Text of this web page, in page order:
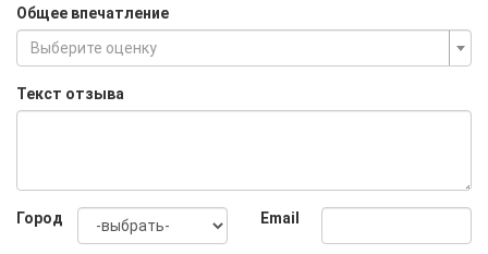
Общее впечатление
Выберите оценку
Текст отзыва
Город Email